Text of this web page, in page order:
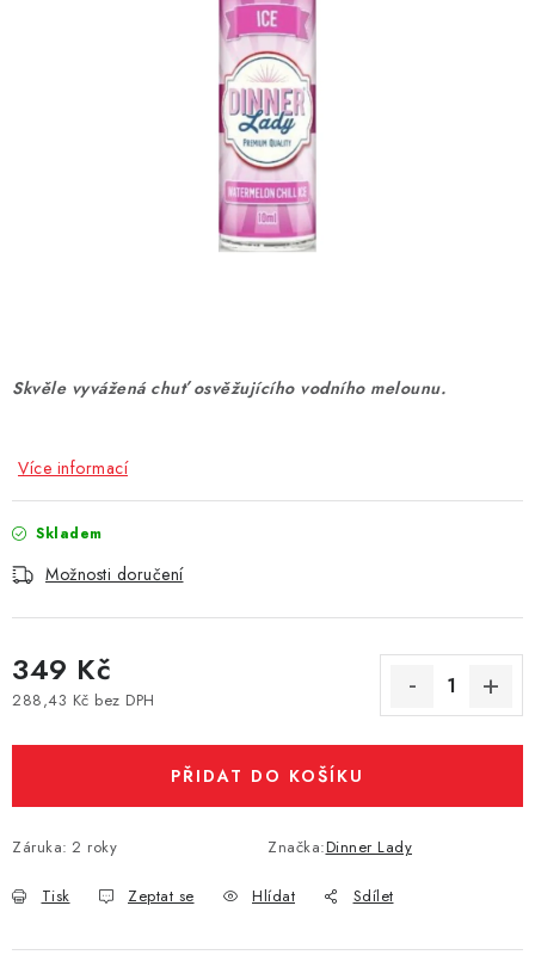
ATOMIZÉRY A CARTRIDGE
Vše o nákupu Jak reklamovat či vrátit zboží
Skvěle vyvážená chuť osvěžujícího vodního melounu.
Více informací
Skladem
Možnosti doručení
349 Kč
288,43 Kč bez DPH
PŘIDAT DO KOŠÍKU
Záruka: 2 roky Značka:Dinner Lady
Tisk Zeptat se Hlídat Sdílet